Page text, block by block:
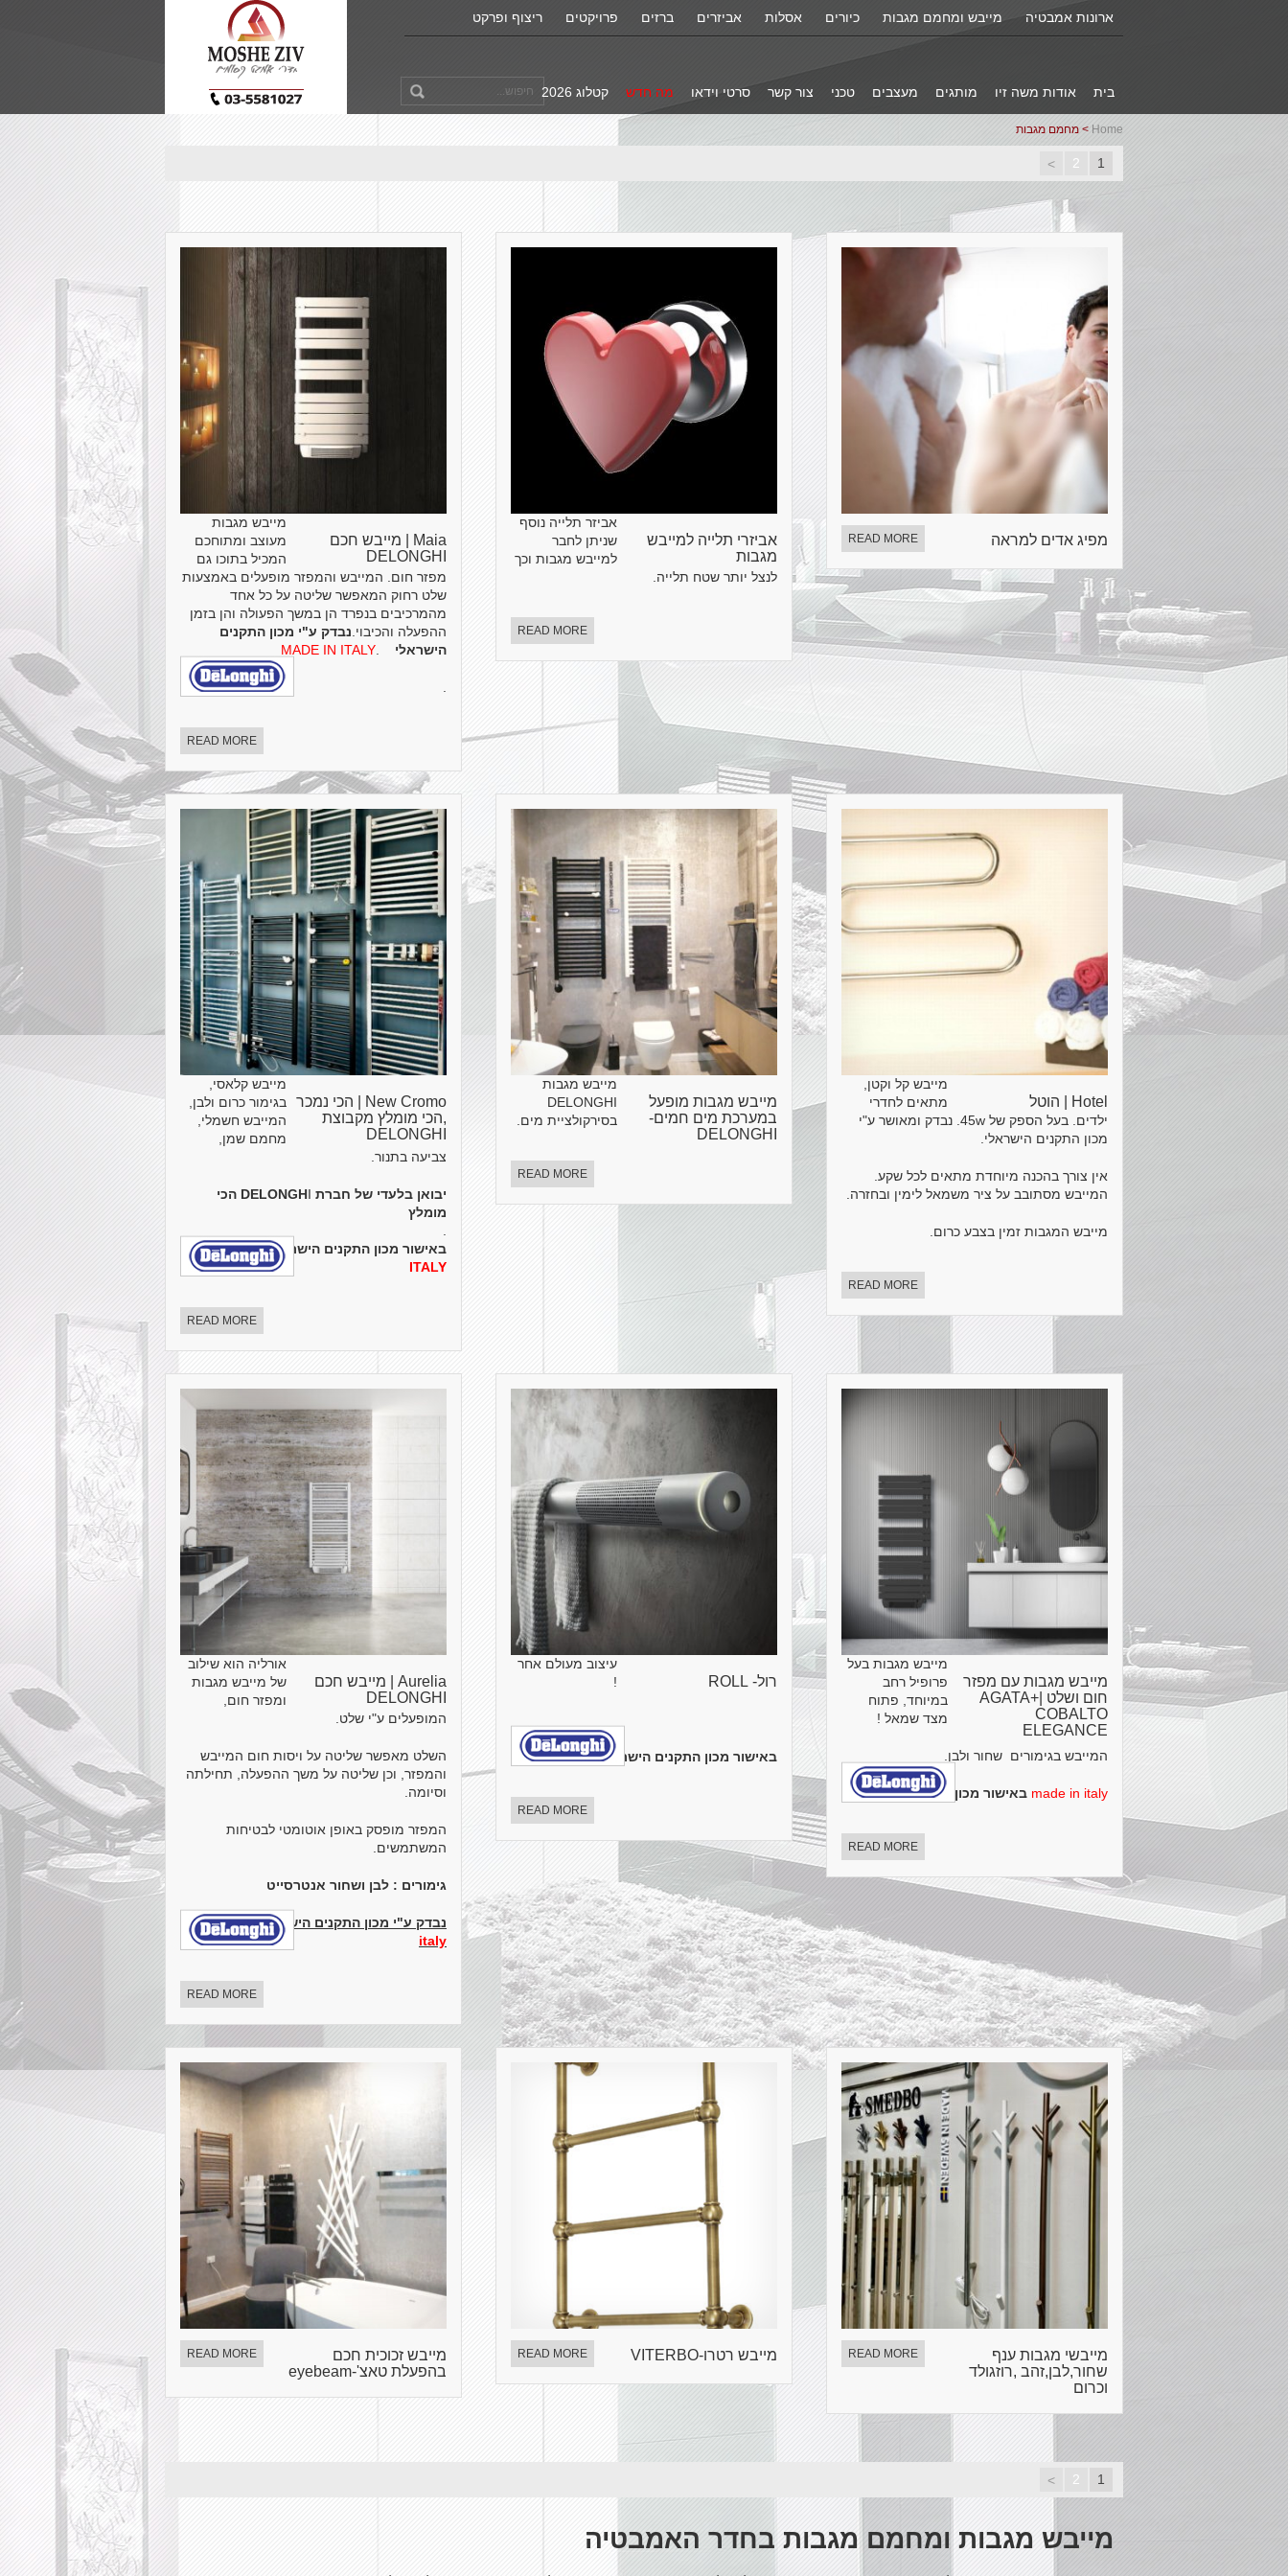
ארונות אמבטיה מייבש ומחמם מגבות כיורים אסלות אביזרים ברזים פרויקטים ריצוף ופרקט
קטלוג 2026 מה חדש סרטי וידאו צור קשר טכני מעצבים מותגים אודות משה זיו בית
Home > מחמם מגבות
1
2
>
Maia | מייבש חכם
DELONGHI
מייבש מגבות
מעוצב ומתוחכם
המכיל בתוכו גם
מפזר חום. המייבש והמפזר מופעלים באמצעות
שלט רחוק המאפשר שליטה על כל אחד
מהמרכיבים בנפרד הן במשך הפעולה והן בזמן
ההפעלה והכיבוי. נבדק ע"י מכון התקנים
הישראלי
MADE IN ITALY
READ MORE
אביזרי תלייה למייבש
מגבות
אביזר תלייה נוסף
שניתן לחבר
למייבש מגבות וכך
לנצל יותר שטח תלייה.
READ MORE
מפיג אדים למראה READ MORE
New Cromo | הכי נמכר
,הכי מומלץ מקבוצת
DELONGHI
מייבש קלאסי,
בגימור כרום ולבן,
המייבש חשמלי,
מחמם שמן,
צביעה בתנור.
יבואן בלעדי של חברת DELONGH I
הכי
מומלץ
באישור מכון התקנים הישראליMADE IN
ITALY
READ MORE
מייבש מגבות מופעל
במערכת מים חמים-
DELONGHI
מייבש מגבות
DELONGHI
בסירקולציית מים.
READ MORE
Hotel | הוטל
מייבש קל וקטן,
מתאים לחדרי
ילדים. בעל הספק של 45w. נבדק ומאושר ע"י
מכון התקנים הישראלי.
אין צורך בהכנה מיוחדת מתאים לכל שקע.
המייבש מסתובב על ציר משמאל לימין ובחזרה.
מייבש המגבות זמין בצבע כרום.
READ MORE
Aurelia | מייבש חכם
DELONGHI
אורליה הוא שילוב
של מייבש מגבות
ומפזר חום,
המופעלים ע"י שלט.
השלט מאפשר שליטה על ויסות חום המייבש
והמפזר, וכן שליטה על משך ההפעלה, תחילתה
וסיומה.
המפזר מופסק באופן אוטומטי לבטיחות
המשתמשים.
גימורים : לבן ושחור אנטרסייט
נבדק ע"י מכון התקנים הישראלי.made in
italy
READ MORE
רול- ROLL
עיצוב מעולם אחר
!
באישור מכון התקנים הישראלי.
made in italy
READ MORE
מייבש מגבות עם מפזר
חום ושלט |AGATA+
COBALTO
ELEGANCE
מייבש מגבות בעל
פרופיל רחב
במיוחד, פתוח
מצד שמאל !
המייבש בגימורים שחור ולבן.
made in italy באישור מכון תקנים הישראלי
READ MORE
מייבש זכוכית חכם
בהפעלת טאצ'-eyebeam
READ MORE מייבש רטרו-VITERBO READ MORE
מייבשי מגבות ענף
שחור,לבן,זהב ,רוזגולד
וכרום
READ MORE
1
2
>
מייבש מגבות ומחמם מגבות בחדר האמבטיה